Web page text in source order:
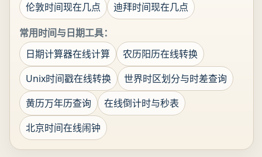
伦敦时间现在几点
迪拜时间现在几点
常用时间与日期工具：
日期计算器在线计算
农历阳历在线转换
Unix时间戳在线转换
世界时区划分与时差查询
黄历万年历查询
在线倒计时与秒表
北京时间在线闹钟